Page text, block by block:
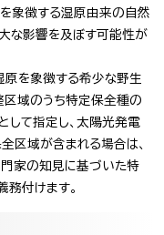
象徴する湿原由来の自然
な影響を及ぼす可能性が
原を象徴する希少な野生
区域のうち特定保全種の
して指定し、太陽光発電
区域が含まれる場合は、
家の知見に基づいた特
付けます。